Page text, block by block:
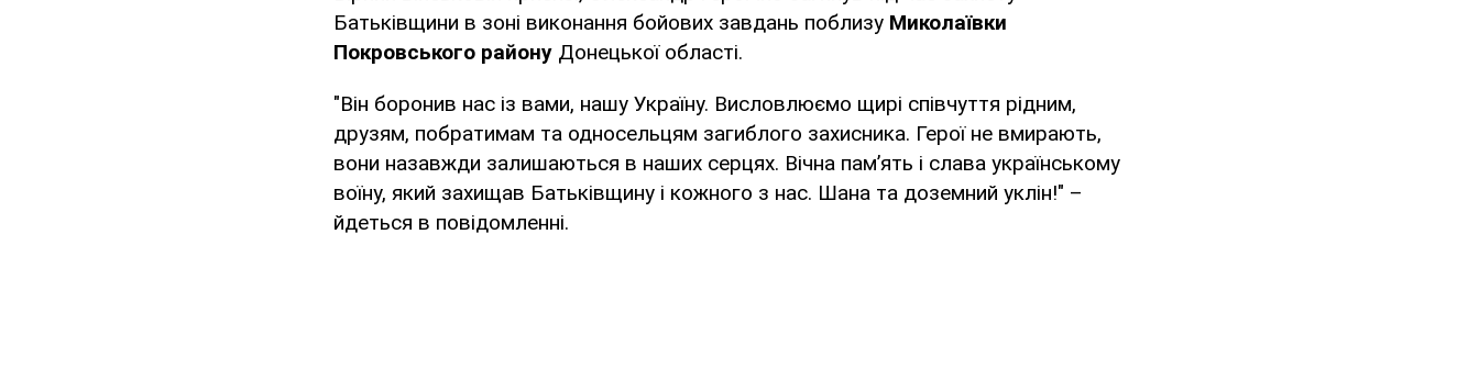
Батьківщини в зоні виконання бойових завдань поблизу Миколаївки
Покровського району Донецької області.
"Він боронив нас із вами, нашу Україну. Висловлюємо щирі співчуття рідним,
друзям, побратимам та односельцям загиблого захисника. Герої не вмирають,
вони назавжди залишаються в наших серцях. Вічна пам’ять і слава українському
воїну, який захищав Батьківщину і кожного з нас. Шана та доземний уклін!" –
йдеться в повідомленні.